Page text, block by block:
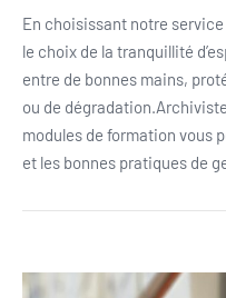
En choisissant notre
le choix de la tranquillité
entre de bonnes mains,
ou de
modules de formation vous
et les bonnes pratiques de